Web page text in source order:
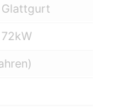
Glattgurt